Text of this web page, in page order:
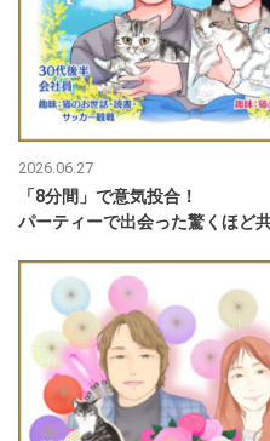
2026.06.27
「8分間」で意気投合！
パーティーで出会った驚くほど